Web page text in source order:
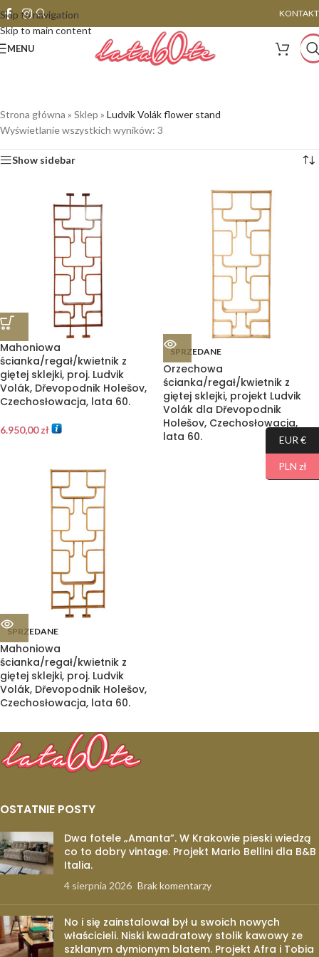
Skip to navigation
Skip to main content
KONTAKT
MENU
Strona główna » Sklep » Ludvik Volák flower stand
Wyświetlanie wszystkich wyników: 3
Show sidebar
Mahoniowa
ścianka/regał/kwietnik z
giętej sklejki, proj. Ludvik
Volák, Dřevopodnik Holešov,
Czechosłowacja, lata 60.
6.950,00zł
SPRZEDANE
Orzechowa
ścianka/regał/kwietnik z
giętej sklejki, projekt Ludvik
Volák dla Dřevopodnik
Holešov, Czechosłowacja,
lata 60.
SPRZEDANE
Mahoniowa
ścianka/regał/kwietnik z
giętej sklejki, proj. Ludvik
Volák, Dřevopodnik Holešov,
Czechosłowacja, lata 60.
OSTATNIE POSTY
Dwa fotele „Amanta”. W Krakowie pieski wiedzą
co to dobry vintage. Projekt Mario Bellini dla B&B
Italia.
4 sierpnia 2026 Brak komentarzy
No i się zainstalował był u swoich nowych
właścicieli. Niski kwadratowy stolik kawowy ze
szklanym dymionym blatem. Projekt Afra i Tobia
EUR €
PLN zł